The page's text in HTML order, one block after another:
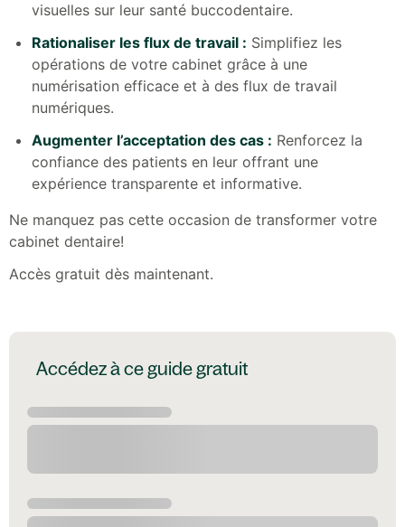
visuelles sur leur santé buccodentaire.
Rationaliser les flux de travail : Simplifiez les
opérations de votre cabinet grâce à une
numérisation efficace et à des flux de travail
numériques.
Augmenter l’acceptation des cas : Renforcez la
confiance des patients en leur offrant une
expérience transparente et informative.
Ne manquez pas cette occasion de transformer votre
cabinet dentaire!
Accès gratuit dès maintenant.
Accédez à ce guide gratuit